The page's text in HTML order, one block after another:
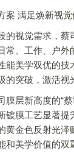
满足焕新视觉
视觉需求，蔡
常、工作、户外
能美学双优的技
的突破，激活视
层新高度的“蔡
镀膜工艺显著提
黄金色反射光泽
和美学价值的双